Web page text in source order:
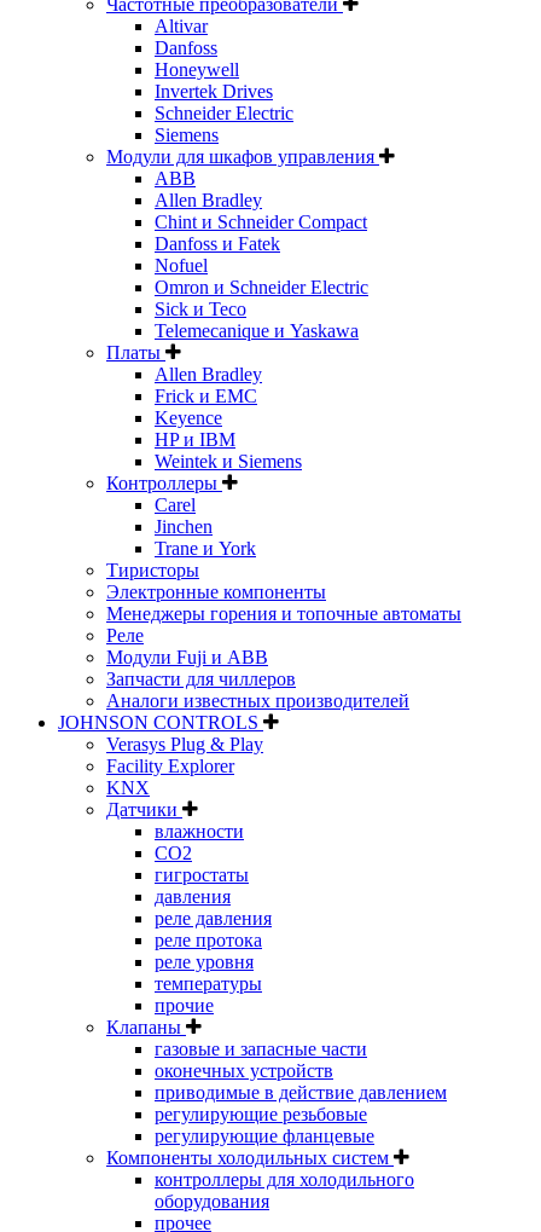
Altivar
Danfoss
Honeywell
Invertek Drives
Schneider Electric
Siemens
Модули для шкафов управления
ABB
Allen Bradley
Chint и Schneider Compact
Danfoss и Fatek
Nofuel
Omron и Schneider Electric
Sick и Teco
Telemecanique и Yaskawa
Платы
Allen Bradley
Frick и EMC
Keyence
HP и IBM
Weintek и Siemens
Контроллеры
Carel
Jinchen
Trane и York
Тиристоры
Электронные компоненты
Менеджеры горения и топочные автоматы
Реле
Модули Fuji и ABB
Запчасти для чиллеров
Аналоги известных производителей
JOHNSON CONTROLS
Verasys Plug & Play
Facility Explorer
KNX
Датчики
влажности
CO2
гигростаты
давления
реле давления
реле протока
реле уровня
температуры
прочие
Клапаны
газовые и запасные части
оконечных устройств
приводимые в действие давлением
регулирующие резьбовые
регулирующие фланцевые
Компоненты холодильных систем
контроллеры для холодильного
оборудования
прочее